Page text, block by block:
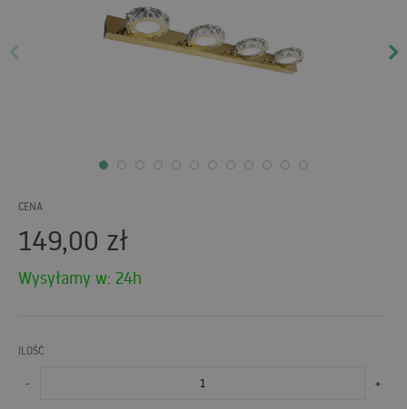
CENA
149,00 zł
Wysyłamy w: 24h
ILOŚĆ
- +